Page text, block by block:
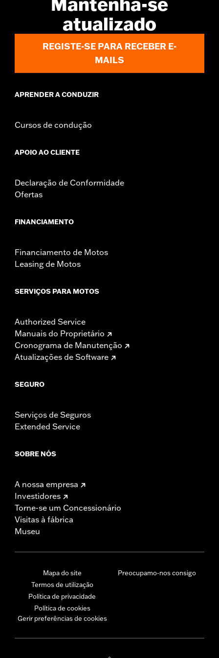
atualizado
REGISTE-SE PARA RECEBER E-
MAILS
APRENDER A CONDUZIR
Cursos de condução
APOIO AO CLIENTE
Declaração de Conformidade
Ofertas
FINANCIAMENTO
Financiamento de Motos
Leasing de Motos
SERVIÇOS PARA MOTOS
Authorized Service
Manuais do Proprietário
Cronograma de Manutenção
Atualizações de Software
SEGURO
Serviços de Seguros
Extended Service
SOBRE NÓS
A nossa empresa
Investidores
Torne-se um Concessionário
Visitas à fábrica
Museu
Mapa do site
Termos de utilização
Política de privacidade
Política de cookies
Gerir preferências de cookies
Preocupamo-nos consigo